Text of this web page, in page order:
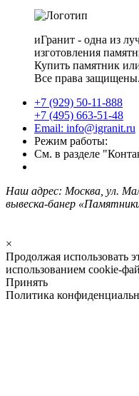
иГранит - одна из
изготовления
Купить памятник или
Все права защищены.
+7 (929) 50-11-888
+7 (495) 663-51-48
Email: info@igranit.ru
Режим работы:
См. в разделе
Наш адрес: Москва, ул.
вывеска-банер
×
Продолжая использовать
использованием cookie-
Принять
Политика